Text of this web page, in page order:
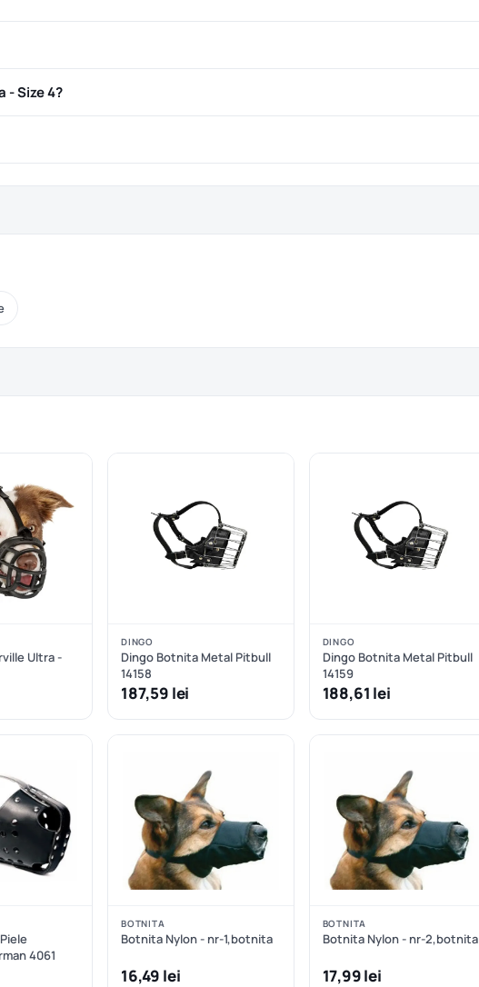
- Size 4?
Ultra -
DINGO
Dingo Botnita Metal Pitbull
14158
187,59 lei
DINGO
Dingo Botnita Metal Pitbull
14159
188,61 lei
4061
BOTNITA
Botnita Nylon - nr-1,botnita
16,49 lei
BOTNITA
Botnita Nylon - nr-2,botnita
17,99 lei